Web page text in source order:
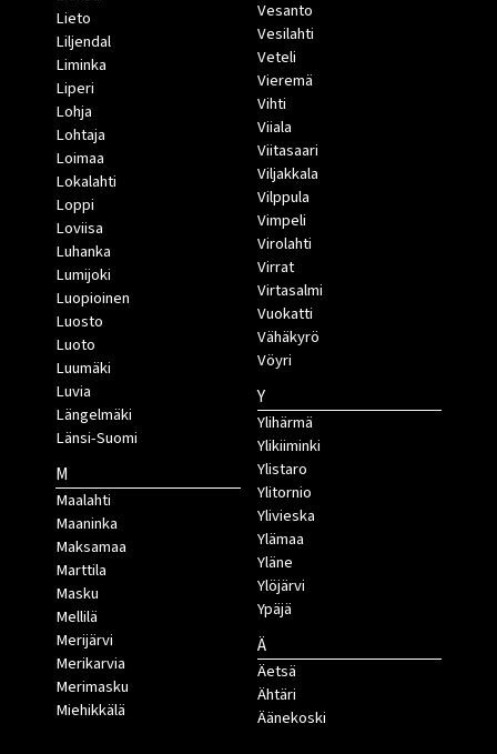
Lieto
Liljendal
Liminka
Liperi
Lohja
Lohtaja
Loimaa
Lokalahti
Loppi
Loviisa
Luhanka
Lumijoki
Luopioinen
Luosto
Luoto
Luumäki
Luvia
Längelmäki
Länsi-Suomi
M
Maalahti
Maaninka
Maksamaa
Marttila
Masku
Mellilä
Merijärvi
Merikarvia
Merimasku
Miehikkälä
Vesanto
Vesilahti
Veteli
Vieremä
Vihti
Viiala
Viitasaari
Viljakkala
Vilppula
Vimpeli
Virolahti
Virrat
Virtasalmi
Vuokatti
Vähäkyrö
Vöyri
Y
Ylihärmä
Ylikiiminki
Ylistaro
Ylitornio
Ylivieska
Ylämaa
Yläne
Ylöjärvi
Ypäjä
Ä
Äetsä
Ähtäri
Äänekoski